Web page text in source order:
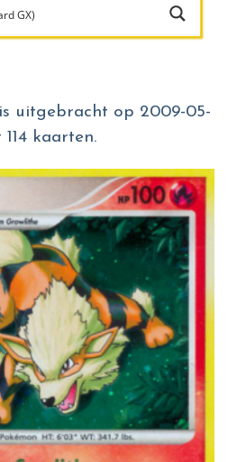
uitgebracht op 2009-05-
kaarten.